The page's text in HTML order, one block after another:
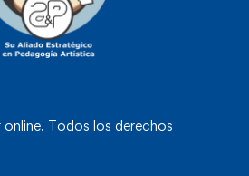
Todos los derechos